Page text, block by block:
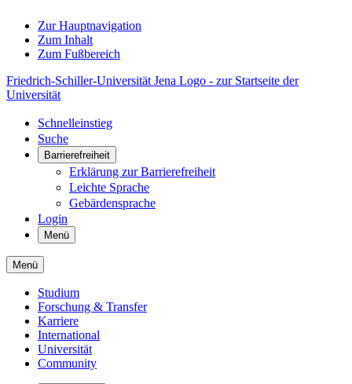
Zur Hauptnavigation
Zum Inhalt
Zum Fußbereich
Friedrich-Schiller-Universität Jena Logo - zur Startseite der
Universität
Schnelleinstieg
Suche
Barrierefreiheit
Erklärung zur Barrierefreiheit
Leichte Sprache
Gebärdensprache
Login
Menü
Menü
Studium
Forschung & Transfer
Karriere
International
Universität
Community